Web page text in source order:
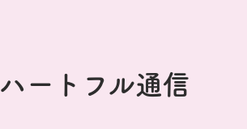
ハートフル通信